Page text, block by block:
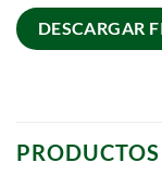
DESCARGAR